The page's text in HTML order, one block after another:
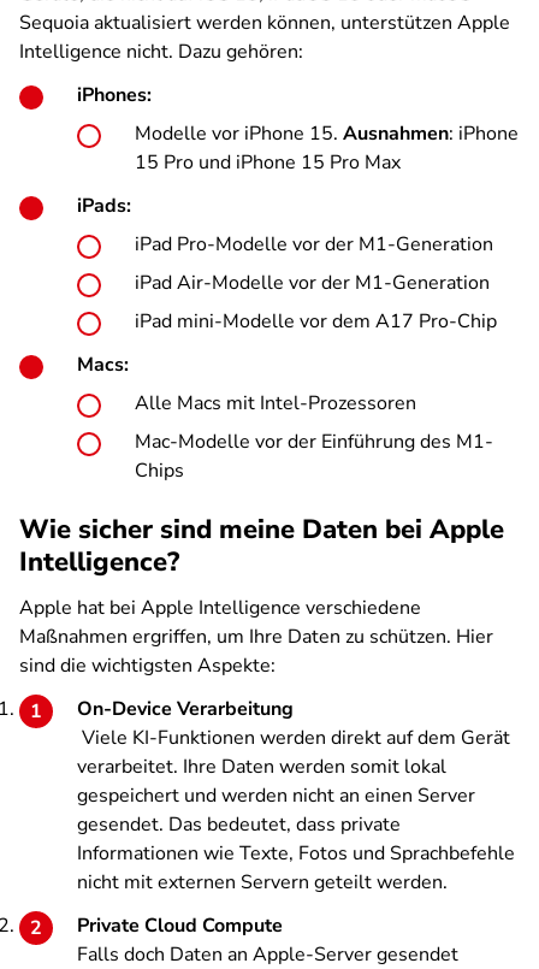
Sequoia aktualisiert werden können, unterstützen Apple
Intelligence nicht. Dazu gehören:
iPhones:
Modelle vor iPhone 15. Ausnahmen: iPhone
15 Pro und iPhone 15 Pro Max
iPads:
iPad Pro-Modelle vor der M1-Generation
iPad Air-Modelle vor der M1-Generation
iPad mini-Modelle vor dem A17 Pro-Chip
Macs:
Alle Macs mit Intel-Prozessoren
Mac-Modelle vor der Einführung des M1-
Chips
Wie sicher sind meine Daten bei Apple
Intelligence?
Apple hat bei Apple Intelligence verschiedene
Maßnahmen ergriffen, um Ihre Daten zu schützen. Hier
sind die wichtigsten Aspekte:
On-Device Verarbeitung
Viele KI-Funktionen werden direkt auf dem Gerät
verarbeitet. Ihre Daten werden somit lokal
gespeichert und werden nicht an einen Server
gesendet. Das bedeutet, dass private
Informationen wie Texte, Fotos und Sprachbefehle
nicht mit externen Servern geteilt werden.
Private Cloud Compute
Falls doch Daten an Apple-Server gesendet